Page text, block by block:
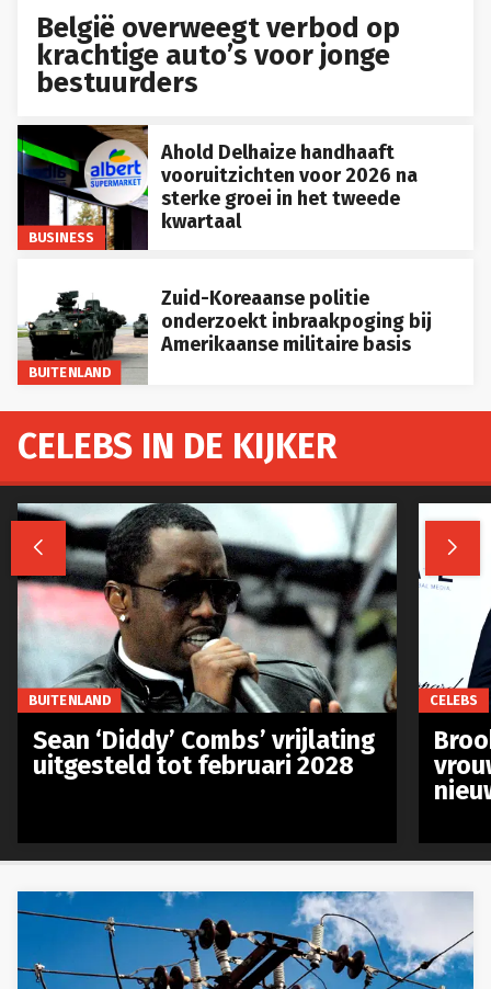
België overweegt verbod op
krachtige auto’s voor jonge
bestuurders
BUSINESS
Ahold Delhaize handhaaft
vooruitzichten voor 2026 na
sterke groei in het tweede
kwartaal
BUITENLAND
Zuid-Koreaanse politie
onderzoekt inbraakpoging bij
Amerikaanse militaire basis
CELEBS IN DE KIJKER
 
BUITENLAND
Sean ‘Diddy’ Combs’ vrijlating
uitgesteld tot februari 2028
CELEBS